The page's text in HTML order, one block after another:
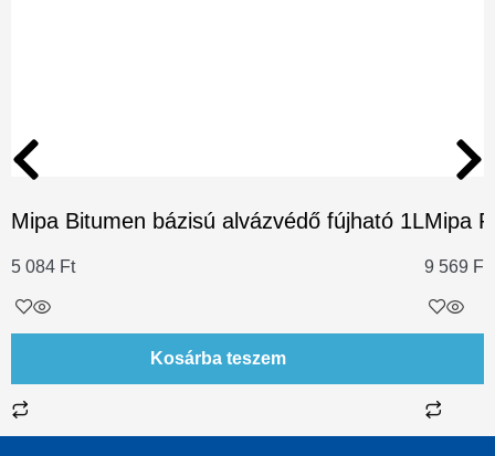
Mipa Bitumen bázisú alvázvédő fújható 1L
5 084 Ft
Kosárba teszem
Mipa
9 569 Ft